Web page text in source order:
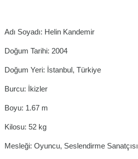
Adı Soyadı: Helin Kandemir
Doğum Tarihi: 2004
Doğum Yeri: İstanbul, Türkiye
Burcu: İkizler
Boyu: 1.67 m
Kilosu: 52 kg
Mesleği: Oyuncu, Seslendirme Sanatçısı